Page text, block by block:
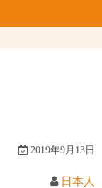
2019年9月13日
日本人